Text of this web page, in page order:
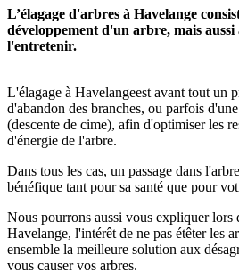
L’élagage d'arbres à Havelange
développement d'un arbre, mais aussi
l'entretenir.
L'élagage à Havelangeest avant tout un
d'abandon des branches, ou parfois
(descente de cime), afin d'optimiser les
d'énergie de l'arbre.
Dans tous les cas, un passage dans
bénéfique tant pour sa santé que pour
Nous pourrons aussi vous expliquer lors
Havelange, l'intérêt de ne pas étêter les
ensemble la meilleure solution aux
vous causer vos arbres.